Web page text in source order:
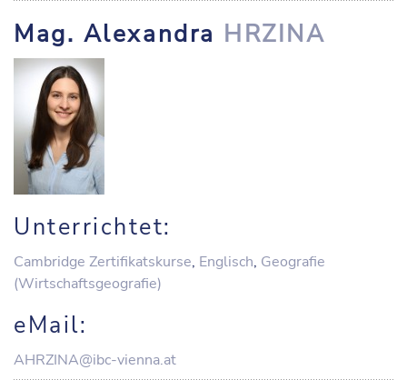
Mag. Alexandra HRZINA
Unterrichtet:
Cambridge Zertifikatskurse, Englisch, Geografie
(Wirtschaftsgeografie)
eMail:
AHRZINA@ibc-vienna.at